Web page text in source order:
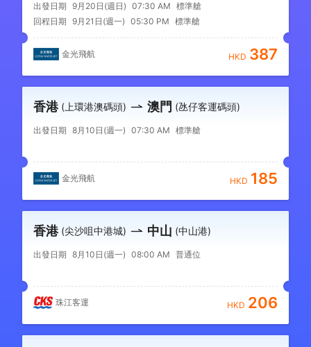
出發日期 9月20日(週日) 07:30 AM 標準艙
回程日期 9月21日(週一) 05:30 PM 標準艙
金光飛航 HKD 387
香港 (上環港澳碼頭) 澳門 (氹仔客運碼頭)
出發日期 8月10日(週一) 07:30 AM 標準艙
金光飛航 HKD 185
香港 (尖沙咀中港城) 中山 (中山港)
出發日期 8月10日(週一) 08:00 AM 普通位
珠江客運 HKD 206